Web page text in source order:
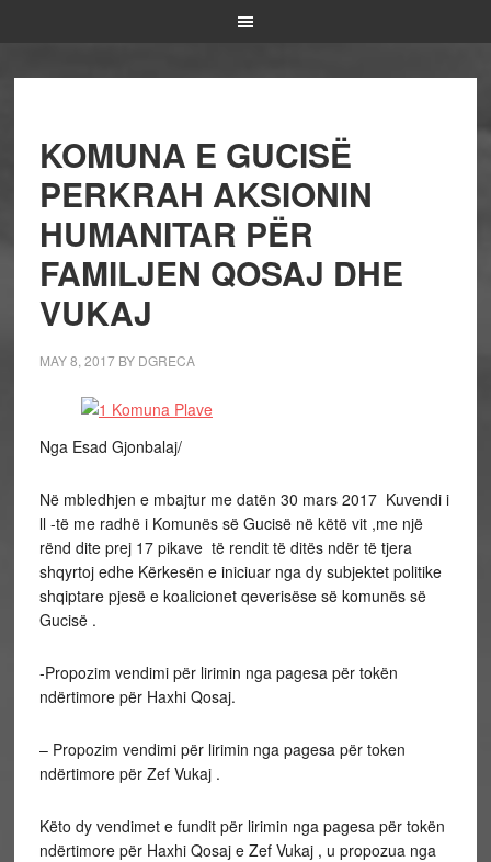
KOMUNA E GUCISË
PERKRAH AKSIONIN
HUMANITAR PËR
FAMILJEN QOSAJ DHE
VUKAJ
MAY 8, 2017BY DGRECA
Nga Esad Gjonbalaj/
Në mbledhjen e mbajtur me datën 30 mars 2017 Kuvendi i
ll -të me radhë i Komunës së Gucisë në këtë vit ,me një
rënd dite prej 17 pikave të rendit të ditës ndër të tjera
shqyrtoj edhe Kërkesën e iniciuar nga dy subjektet politike
shqiptare pjesë e koalicionet qeverisëse së komunës së
Gucisë .
-Propozim vendimi për lirimin nga pagesa për tokën
ndërtimore për Haxhi Qosaj.
– Propozim vendimi për lirimin nga pagesa për token
ndërtimore për Zef Vukaj .
Këto dy vendimet e fundit për lirimin nga pagesa për tokën
ndërtimore për Haxhi Qosaj e Zef Vukaj , u propozua nga